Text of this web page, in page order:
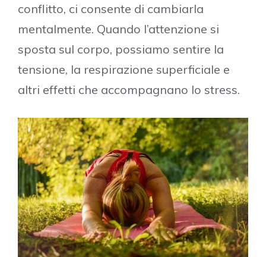
conflitto, ci consente di cambiarla
mentalmente. Quando l’attenzione si
sposta sul corpo, possiamo sentire la
tensione, la respirazione superficiale e
altri effetti che accompagnano lo stress.